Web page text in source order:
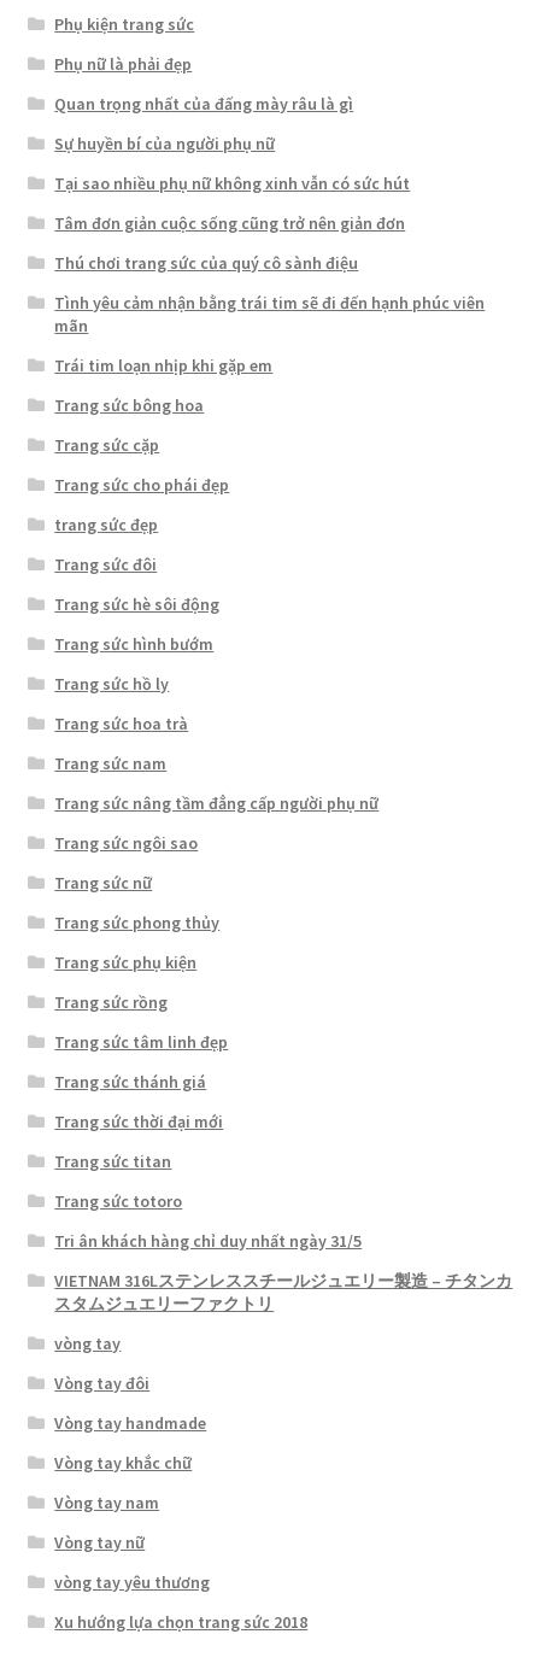
Phụ kiện trang sức
Phụ nữ là phải đẹp
Quan trọng nhất của đấng mày râu là gì
Sự huyền bí của người phụ nữ
Tại sao nhiều phụ nữ không xinh vẫn có sức hút
Tâm đơn giản cuộc sống cũng trở nên giản đơn
Thú chơi trang sức của quý cô sành điệu
Tình yêu cảm nhận bằng trái tim sẽ đi đến hạnh phúc viên
mãn
Trái tim loạn nhịp khi gặp em
Trang sức bông hoa
Trang sức cặp
Trang sức cho phái đẹp
trang sức đẹp
Trang sức đôi
Trang sức hè sôi động
Trang sức hình bướm
Trang sức hồ ly
Trang sức hoa trà
Trang sức nam
Trang sức nâng tầm đẳng cấp người phụ nữ
Trang sức ngôi sao
Trang sức nữ
Trang sức phong thủy
Trang sức phụ kiện
Trang sức rồng
Trang sức tâm linh đẹp
Trang sức thánh giá
Trang sức thời đại mới
Trang sức titan
Trang sức totoro
Tri ân khách hàng chỉ duy nhất ngày 31/5
VIETNAM 316Lステンレススチールジュエリー製造 – チタンカ
スタムジュエリーファクトリ
vòng tay
Vòng tay đôi
Vòng tay handmade
Vòng tay khắc chữ
Vòng tay nam
Vòng tay nữ
vòng tay yêu thương
Xu hướng lựa chọn trang sức 2018